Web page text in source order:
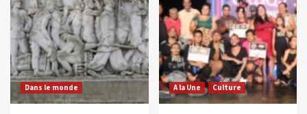
Dans le monde A la Une Culture